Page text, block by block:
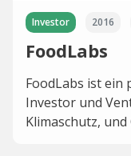
Investor 2016
FoodLabs
FoodLabs ist ein
Investor und
Klimaschutz, und